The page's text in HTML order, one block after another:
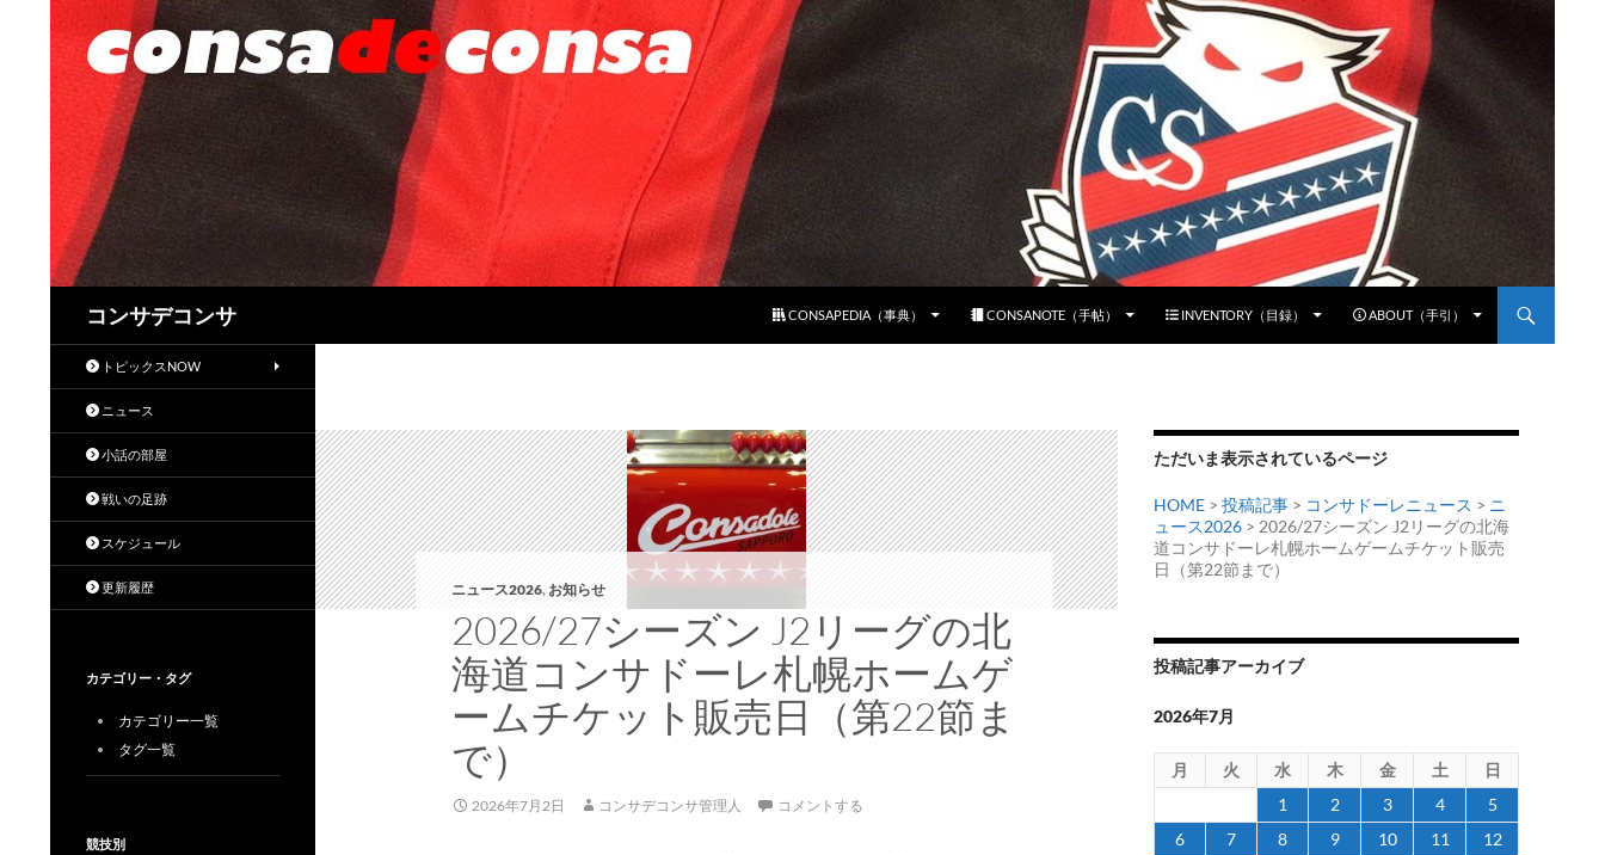
コンサデコンサ
CONSAPEDIA（事典）
CONSANOTE（手帖） INVENTORY（目録） ABOUT（手引）
ニュース2026, お知らせ
2026/27シーズン J2リーグの北
海道コンサドーレ札幌ホームゲ
ームチケット販売日（第22節ま
で）
2026年7月2日 コンサデコンサ管理人 コメントする
ただいま表示されているページ
HOME > 投稿記事 > コンサドーレニュース > ニ
ュース2026 > 2026/27シーズン J2リーグの北海
道コンサドーレ札幌ホームゲームチケット販売
日（第22節まで）
投稿記事アーカイブ
2026年7月
月 火 水 木 金 土
日
1
2 3 4
5
6
7 8 9 10 11
12
トピックスNOW
ニュース
小話の部屋
戦いの足跡
スケジュール
更新履歴
カテゴリー・タグ
カテゴリー一覧
タグ一覧
競技別